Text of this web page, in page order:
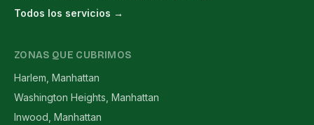
Todos los servicios →
ZONAS QUE CUBRIMOS
Harlem, Manhattan
Washington Heights, Manhattan
Inwood, Manhattan